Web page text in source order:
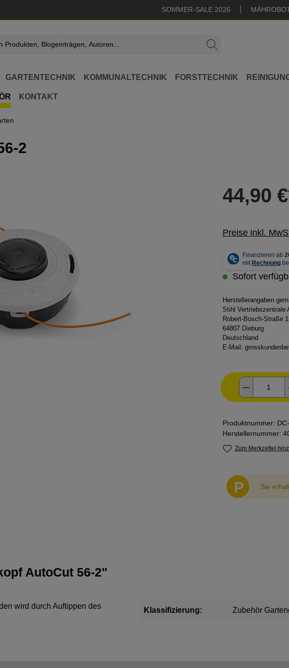
SOMMER-SALE 2026
GARTENTECHNIK KOMMUNALTECHNIK FORSTTECHNIK
KONTAKT
2
44,90
Preise inkl.
Sofort
Herstellerangaben
Stihl Vertriebszentrale
Robert-Bosch-Straße
64807 Dieburg
Deutschland
E-Mail:
Produkt
Produktnummer:
Herstellernummer:
Zum Merkzettel
P Sie
AutoCut 56-2"
wird durch Auftippen des
Klassifizierung: Zubehör